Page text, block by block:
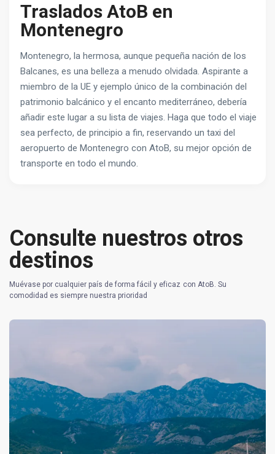
Traslados AtoB en
Montenegro
Montenegro, la hermosa, aunque pequeña nación de los
Balcanes, es una belleza a menudo olvidada. Aspirante a
miembro de la UE y ejemplo único de la combinación del
patrimonio balcánico y el encanto mediterráneo, debería
añadir este lugar a su lista de viajes. Haga que todo el viaje
sea perfecto, de principio a fin, reservando un taxi del
aeropuerto de Montenegro con AtoB, su mejor opción de
transporte en todo el mundo.
Consulte nuestros otros
destinos
Muévase por cualquier país de forma fácil y eficaz con AtoB. Su
comodidad es siempre nuestra prioridad